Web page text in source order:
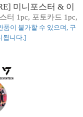
미니포스터 & 이
터 1pc, 포토카드 1pc,
품이 불가할 수 있으며, 구
됩니다.]